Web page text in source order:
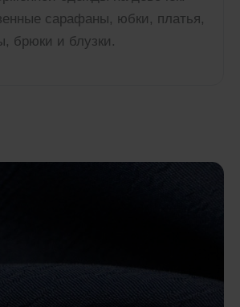
сарафаны, юбки, платья,
брюки и блузки.